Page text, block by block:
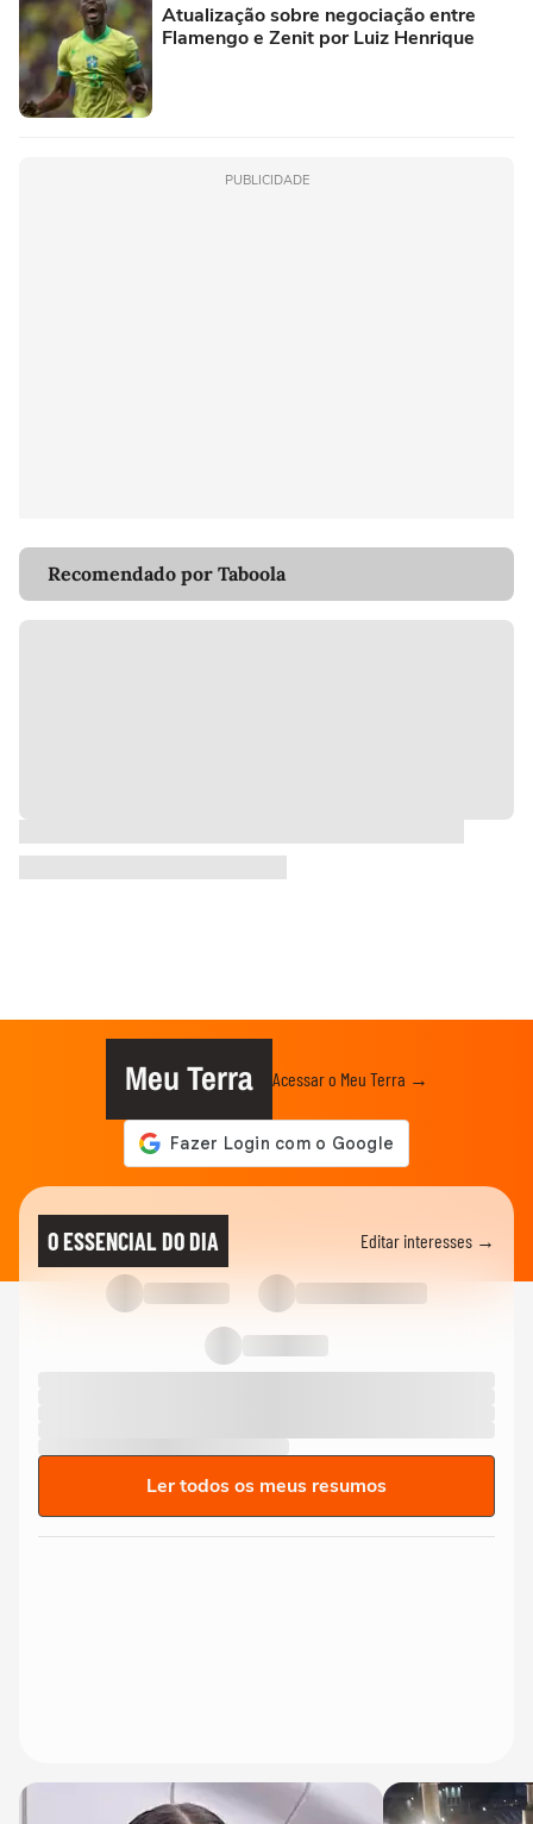
Atualização sobre negociação entre
Flamengo e Zenit por Luiz Henrique
PUBLICIDADE
Recomendado por Taboola
Meu Terra Acessar o Meu Terra →
O ESSENCIAL DO DIA Editar interesses →
Ler todos os meus resumos